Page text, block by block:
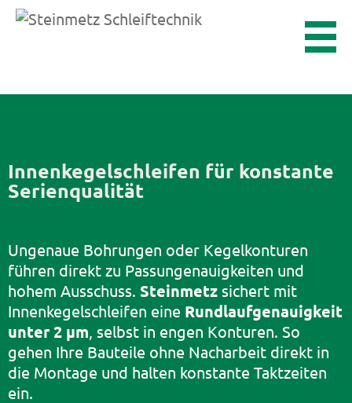
Innenkegelschleifen für konstante
Serienqualität
Ungenaue Bohrungen oder Kegelkonturen
führen direkt zu Passungenauigkeiten und
hohem Ausschuss. Steinmetz sichert mit
Innenkegelschleifen eine Rundlaufgenauigkeit
unter 2 µm, selbst in engen Konturen. So
gehen Ihre Bauteile ohne Nacharbeit direkt in
die Montage und halten konstante Taktzeiten
ein.